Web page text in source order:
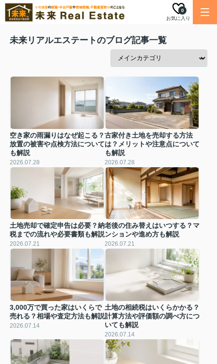
お気に入り
0
未来リアルエステートのブログ記事一覧
空き家の雨漏りはなぜ起こる？
放置の被害や点検方法について
も解説
2026.07.28
古家付き土地を売却する方法
は？メリットや注意点について
も解説
2026.07.28
土地売却で確定申告は必要？納
税までの流れや必要書類も解説
2026.07.21
老後の住み替えはいつする？マ
ンションや進め方も解説
2026.07.21
3,000万で買った家はいくらで
売れる？相場や査定方法も解説
2026.07.14
土地の相続税はいくらかかる？
計算方法や評価額の調べ方につ
いても解説
2026.07.14